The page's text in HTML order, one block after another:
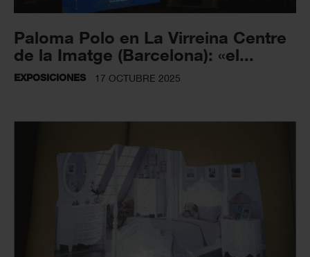
Paloma Polo en La Virreina Centre
de la Imatge (Barcelona): «el...
EXPOSICIONES 17 OCTUBRE 2025